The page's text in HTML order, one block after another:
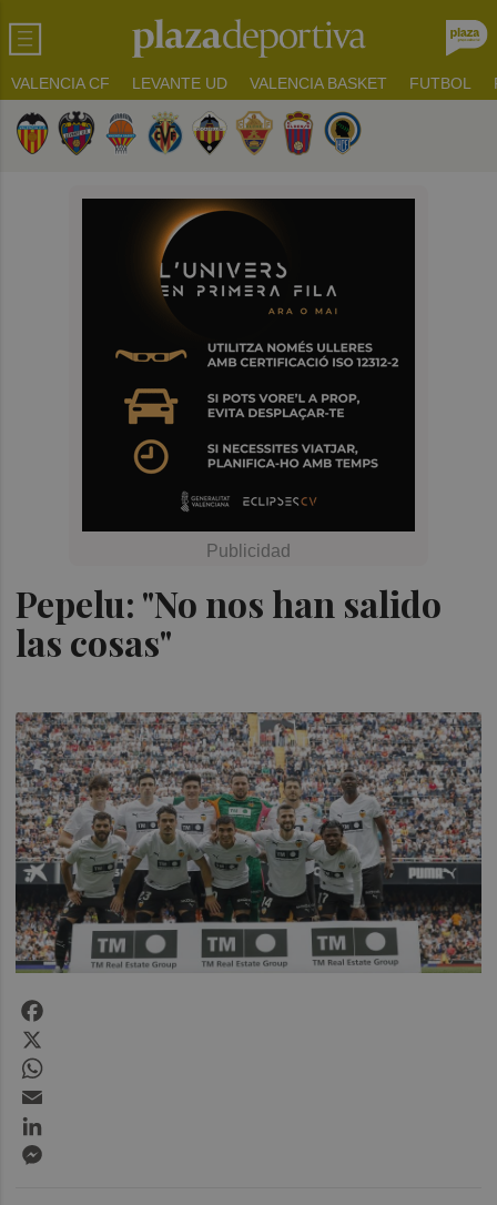
VALENCIA CF LEVANTE UD VALENCIA BASKET FUTBOL
Pepelu: "No nos han salido
las cosas"